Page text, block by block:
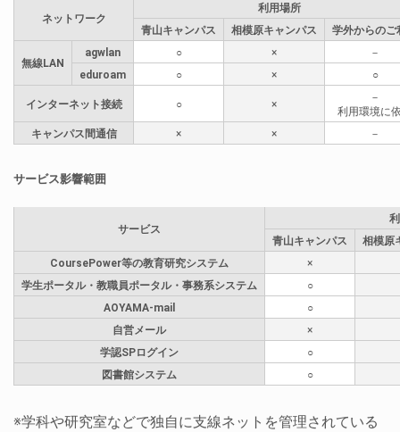
ネットワーク
利用場所
青山キャンパス
相模原キャンパス 学外からのご
無線LAN
agwlan ○ ×
－
eduroam
○ × ○
インターネット接続 ○ ×
－
利用環境に
キャンパス間通信
× × －
サービス影響範囲
サービス
青山キャンパス
相模原
CoursePower等の教育研究システム
×
学生ポータル・教職員ポータル・事務系システム
○
AOYAMA-mail
○
自営メール
×
学認SPログイン
○
図書館システム
○
※学科や研究室などで独自に支線ネットを管理されている